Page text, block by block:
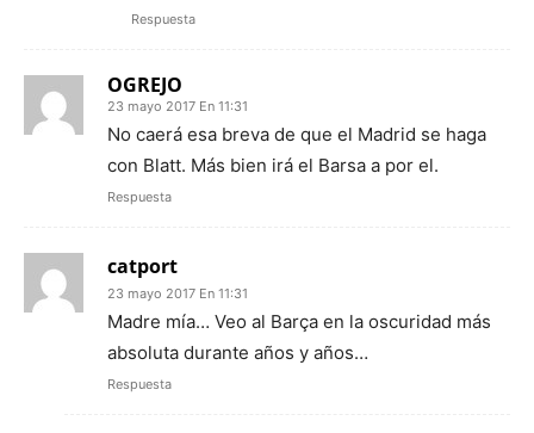
Respuesta
OGREJO
23 mayo 2017 En 11:31
No caerá esa breva de que el Madrid se haga
con Blatt. Más bien irá el Barsa a por el.
Respuesta
catport
23 mayo 2017 En 11:31
Madre mía… Veo al Barça en la oscuridad más
absoluta durante años y años…
Respuesta